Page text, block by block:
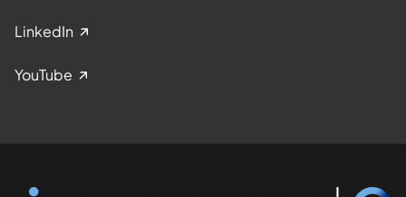
LinkedIn
YouTube